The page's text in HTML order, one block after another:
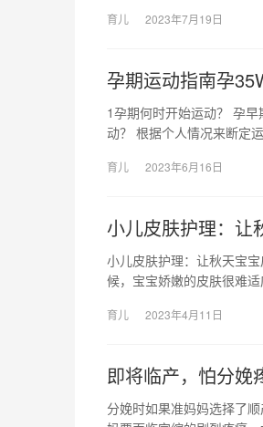
育儿 2023年7月19日
孕期运动指南孕
1孕期何时开始运动？ 孕
动？ 根据个人情况来断定
育儿 2023年6月16日
小儿皮肤护理：让
小儿皮肤护理：让秋天宝
候，宝宝娇嫩的皮肤很难
育儿 2023年4月11日
即将临产，怕分娩
分娩时如果准妈妈选择了